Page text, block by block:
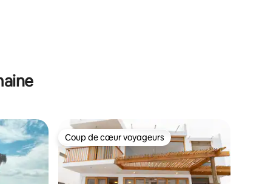
Coup de cœur voyageurs
Coup de cœur voyageurs